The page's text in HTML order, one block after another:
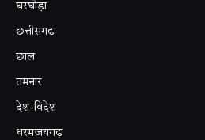
घरघोड़ा
छत्तीसगढ़
छाल
तमनार
देश-विदेश
धरमजयगढ़